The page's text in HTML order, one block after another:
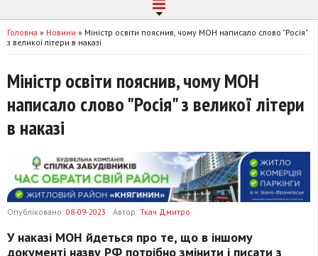
Головна » Новини » Міністр освіти пояснив, чому МОН написало слово "Росія"
з великої літери в наказі
Міністр освіти пояснив, чому МОН
написало слово "Росія" з великої літери
в наказі
Опубліковано: 08-09-2023 Автор: Ткач Дмитро
У наказі МОН йдеться про те, що в іншому
документі назву РФ потрібно змінити і писати з